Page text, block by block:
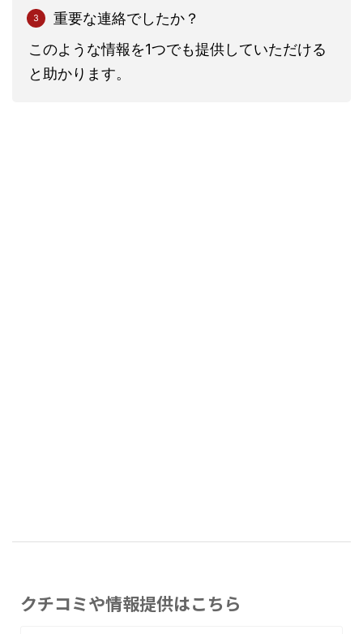
重要な連絡でしたか？
このような情報を1つでも提供していただける
と助かります。
クチコミや情報提供はこちら